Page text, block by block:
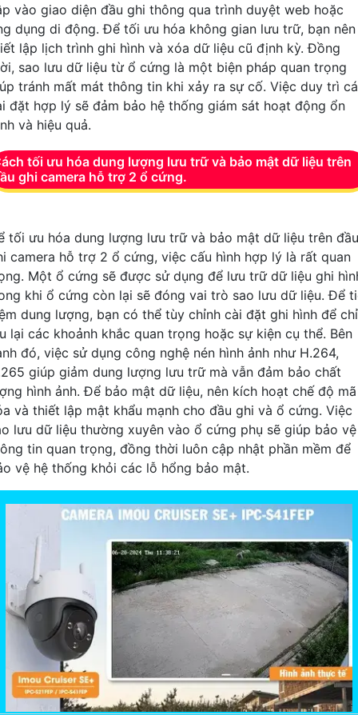
vào giao diện đầu ghi thông qua trình duyệt web hoặc
dụng di động. Để tối ưu hóa không gian lưu trữ, bạn nên
lập lịch trình ghi hình và xóa dữ liệu cũ định kỳ. Đồng
sao lưu dữ liệu từ ổ cứng là một biện pháp quan trọng
tránh mất mát thông tin khi xảy ra sự cố. Việc duy trì
đặt hợp lý sẽ đảm bảo hệ thống giám sát hoạt động ổn
và hiệu quả.
tối ưu hóa dung lượng lưu trữ và bảo mật dữ liệu trên
ghi camera hỗ trợ 2 ổ cứng.
tối ưu hóa dung lượng lưu trữ và bảo mật dữ liệu trên đầu
camera hỗ trợ 2 ổ cứng, việc cấu hình hợp lý là rất quan
Một ổ cứng sẽ được sử dụng để lưu trữ dữ liệu ghi
khi ổ cứng còn lại sẽ đóng vai trò sao lưu dữ liệu. Để
dung lượng, bạn có thể tùy chỉnh cài đặt ghi hình để chỉ
lại các khoảnh khắc quan trọng hoặc sự kiện cụ thể. Bên
đó, việc sử dụng công nghệ nén hình ảnh như H.264,
giúp giảm dung lượng lưu trữ mà vẫn đảm bảo chất
hình ảnh. Để bảo mật dữ liệu, nên kích hoạt chế độ mã
và thiết lập mật khẩu mạnh cho đầu ghi và ổ cứng. Việc
lưu dữ liệu thường xuyên vào ổ cứng phụ sẽ giúp bảo vệ
tin quan trọng, đồng thời luôn cập nhật phần mềm để
vệ hệ thống khỏi các lỗ hổng bảo mật.